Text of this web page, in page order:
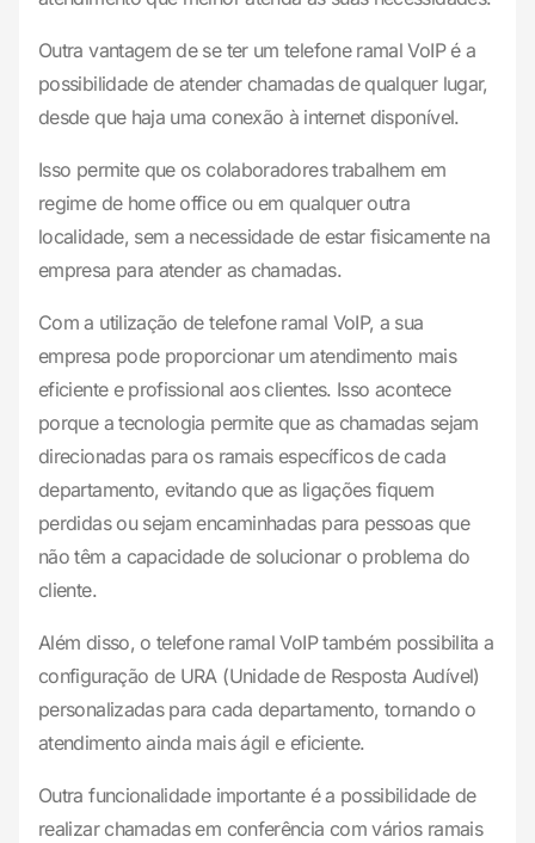
Outra vantagem de se ter um telefone ramal VoIP é a
possibilidade de atender chamadas de qualquer lugar,
desde que haja uma conexão à internet disponível.
Isso permite que os colaboradores trabalhem em
regime de home office ou em qualquer outra
localidade, sem a necessidade de estar fisicamente na
empresa para atender as chamadas.
Com a utilização de telefone ramal VoIP, a sua
empresa pode proporcionar um atendimento mais
eficiente e profissional aos clientes. Isso acontece
porque a tecnologia permite que as chamadas sejam
direcionadas para os ramais específicos de cada
departamento, evitando que as ligações fiquem
perdidas ou sejam encaminhadas para pessoas que
não têm a capacidade de solucionar o problema do
cliente.
Além disso, o telefone ramal VoIP também possibilita a
configuração de URA (Unidade de Resposta Audível)
personalizadas para cada departamento, tornando o
atendimento ainda mais ágil e eficiente.
Outra funcionalidade importante é a possibilidade de
realizar chamadas em conferência com vários ramais